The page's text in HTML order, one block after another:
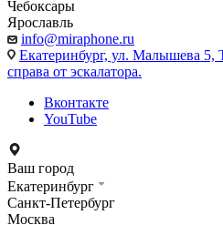
Чебоксары
Ярославль
info@miraphone.ru
Екатеринбург, ул. Малышева 5,
справа от эскалатора.
Вконтакте
YouTube
Ваш город
Екатеринбург
Санкт-Петербург
Москва